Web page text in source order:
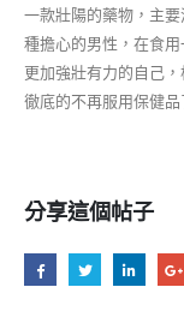
一款壯陽的藥物，主
種擔心的男性，在食
更加強壯有力的自己
徹底的不再服用保健品
分享這個帖子